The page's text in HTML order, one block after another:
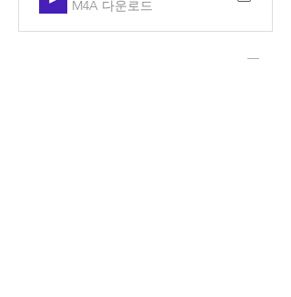
M4A 다운로드